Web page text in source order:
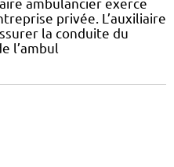
ambulancier exerce
privée. L’auxiliaire
la conduite du
l’ambul